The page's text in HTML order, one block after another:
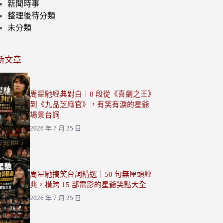
新聞時事
整理後待分類
未分類
文章
周星馳經典對白｜8 段從《喜劇之王》
到《九品芝麻官》，有笑有淚的星爺
場景台詞
2026 年 7 月 25 日
周星馳搞笑台詞精選｜50 句無厘頭經
典，橫跨 15 部電影的星爺笑點大全
2026 年 7 月 25 日